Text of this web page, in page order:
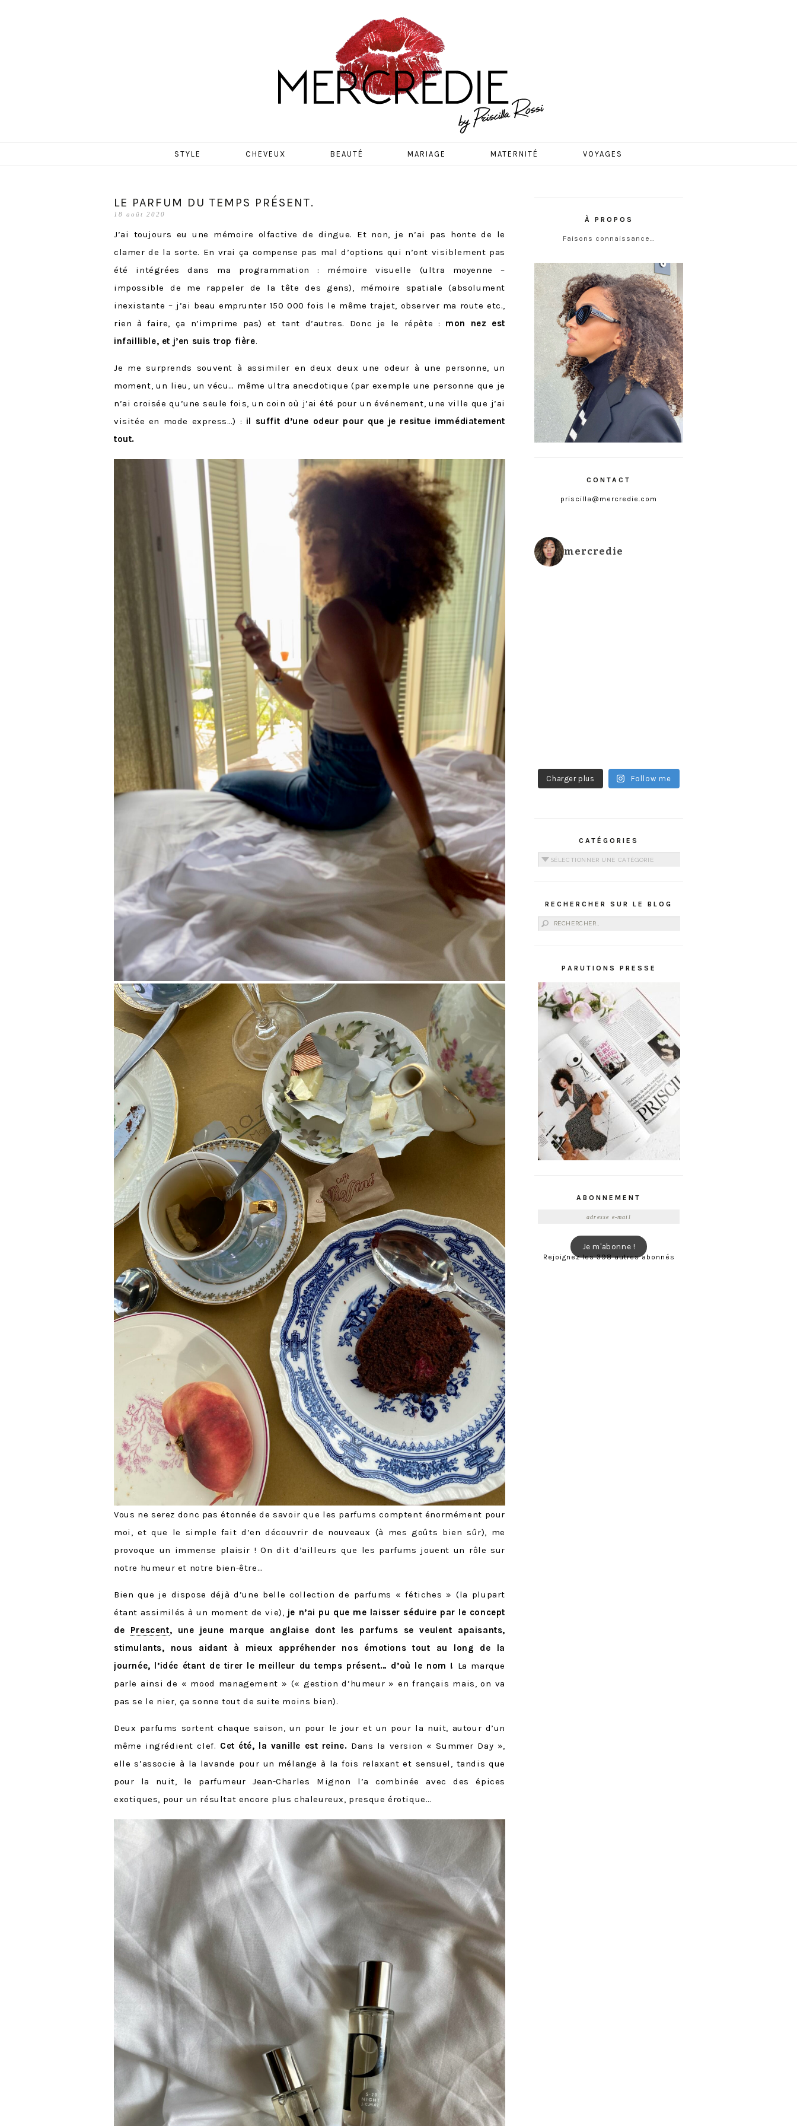
MERCREDIE
STYLE CHEVEUX BEAUTÉ MARIAGE MATERNITÉ VOYAGES
LE PARFUM DU TEMPS PRÉSENT.
18 août 2020
J’ai toujours eu une mémoire olfactive de dingue. Et non, je n’ai pas honte de le
clamer de la sorte. En vrai ça compense pas mal d’options qui n’ont visiblement pas
été intégrées dans ma programmation : mémoire visuelle (ultra moyenne –
impossible de me rappeler de la tête des gens), mémoire spatiale (absolument
inexistante – j’ai beau emprunter 150 000 fois le même trajet, observer ma route etc.,
rien à faire, ça n’imprime pas) et tant d’autres. Donc je le répète : mon nez est
infaillible, et j’en suis trop fière.
Je me surprends souvent à assimiler en deux deux une odeur à une personne, un
moment, un lieu, un vécu… même ultra anecdotique (par exemple une personne que je
n’ai croisée qu’une seule fois, un coin où j’ai été pour un événement, une ville que j’ai
visitée en mode express…) : il suffit d’une odeur pour que je resitue immédiatement
tout.
Vous ne serez donc pas étonnée de savoir que les parfums comptent énormément pour
moi, et que le simple fait d’en découvrir de nouveaux (à mes goûts bien sûr), me
provoque un immense plaisir ! On dit d’ailleurs que les parfums jouent un rôle sur
notre humeur et notre bien-être…
Bien que je dispose déjà d’une belle collection de parfums « fétiches » (la plupart
étant assimilés à un moment de vie), je n’ai pu que me laisser séduire par le concept
de Prescent, une jeune marque anglaise dont les parfums se veulent apaisants,
stimulants, nous aidant à mieux appréhender nos émotions tout au long de la
journée, l’idée étant de tirer le meilleur du temps présent… d’où le nom ! La marque
parle ainsi de « mood management » (« gestion d’humeur » en français mais, on va
pas se le nier, ça sonne tout de suite moins bien).
Deux parfums sortent chaque saison, un pour le jour et un pour la nuit, autour d’un
même ingrédient clef. Cet été, la vanille est reine. Dans la version « Summer Day »,
elle s’associe à la lavande pour un mélange à la fois relaxant et sensuel, tandis que
pour la nuit, le parfumeur Jean-Charles Mignon l’a combinée avec des épices
exotiques, pour un résultat encore plus chaleureux, presque érotique…
À PROPOS
Faisons connaissance…
CONTACT
priscilla@mercredie.com
mercredie
Charger plus Follow me
CATÉGORIES
Catégories
RECHERCHER SUR LE BLOG
Rechercher :
PARUTIONS PRESSE
ABONNEMENT
Je m'abonne !
Rejoignez les 398 autres abonnés